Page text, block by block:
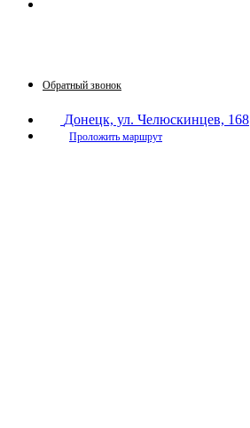
Обратный звонок
Донецк, ул. Челюскинцев, 168
Проложить маршрут